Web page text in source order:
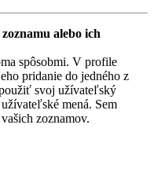
alebo ich
spôsobmi. V profile
pridanie do jedného z
svoj užívateľský
mená. Sem
zoznamov.